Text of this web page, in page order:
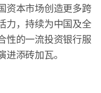
资本市场创造更多跨
力，持续为中国及全
性的一流投资银行服
添砖加瓦。